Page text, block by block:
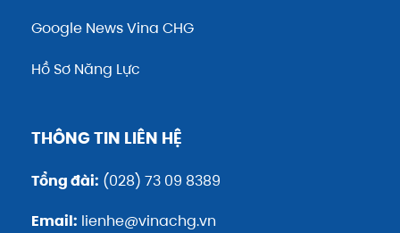
Google News Vina CHG
Hồ Sơ Năng Lực
THÔNG TIN LIÊN HỆ
Tổng đài: (028) 73 09 8389
Email: lienhe@vinachg.vn